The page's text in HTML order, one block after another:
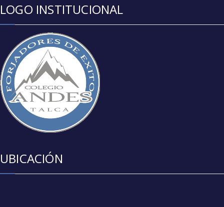
LOGO INSTITUCIONAL
UBICACIÓN